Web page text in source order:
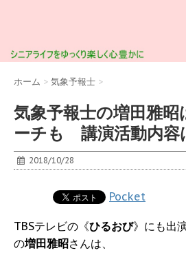
ホーム > 気象予報士 >
気象予報士の増田雅昭
ーチも 講演活動内容
2018/10/28
Pocket
TBSテレビの《ひるおび》にも出
の増田雅昭さんは、